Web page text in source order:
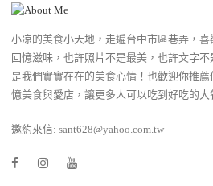
小凉的美食小天地，走遍台中市區巷弄，喜
回憶滋味，也許照片不是最美，也許文字
是我們實實在在的美食心情！也歡迎你推薦
憶美食與愛店，讓更多人可以吃到好吃的大
邀約來信: sant628@yahoo.com.tw